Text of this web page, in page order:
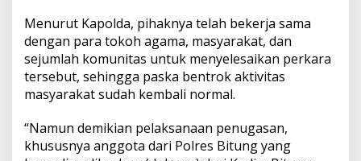
A
k
s
i
B
e
a
P
Menurut Kapolda, pihaknya telah bekerja sama
dengan para tokoh agama, masyarakat, dan
sejumlah komunitas untuk menyelesaikan perkara
tersebut, sehingga paska bentrok aktivitas
masyarakat sudah kembali normal.
“Namun demikian pelaksanaan penugasan,
khususnya anggota dari Polres Bitung yang